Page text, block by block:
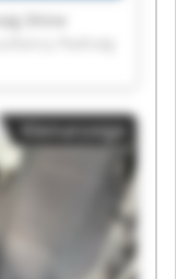
Shine
Consultancy
Padraig
Shine
Padraig
Shine
Padraig
Consultancy
Kleinanzeige